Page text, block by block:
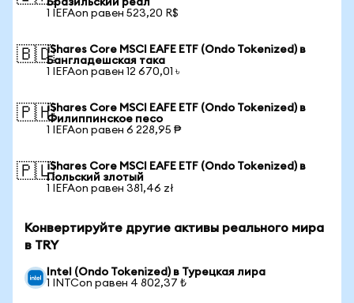
Бразильский реал
1 IEFAon равен 523,20 R$
🇧🇩iShares Core MSCI EAFE ETF (Ondo Tokenized) в
Бангладешская така
1 IEFAon равен 12 670,01 ৳
🇵🇭iShares Core MSCI EAFE ETF (Ondo Tokenized) в
Филиппинское песо
1 IEFAon равен 6 228,95 ₱
🇵🇱iShares Core MSCI EAFE ETF (Ondo Tokenized) в
Польский злотый
1 IEFAon равен 381,46 zł
Конвертируйте другие активы реального мира
в TRY
Intel (Ondo Tokenized) в Турецкая лира
1 INTCon равен 4 802,37 ₺